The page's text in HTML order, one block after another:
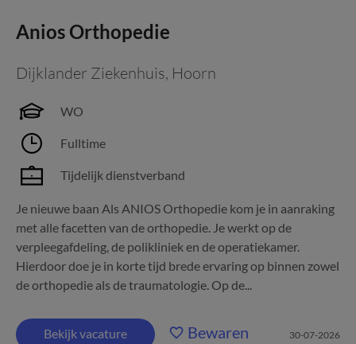
Anios Orthopedie
Dijklander Ziekenhuis, Hoorn
WO
Fulltime
Tijdelijk dienstverband
Je nieuwe baan Als ANIOS Orthopedie kom je in aanraking
met alle facetten van de orthopedie. Je werkt op de
verpleegafdeling, de polikliniek en de operatiekamer.
Hierdoor doe je in korte tijd brede ervaring op binnen zowel
de orthopedie als de traumatologie. Op de...
Bekijk vacature Bewaren 30-07-2026